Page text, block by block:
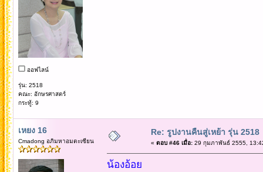
ออฟไลน์
รุ่น: 2518
คณะ: อักษรศาสตร์
กระทู้: 9
เหยง 16
Cmadong อภิมหาอมตะเซียน
Re: รูปงานคืนสู่เหย้า รุ่น 2518
« ตอบ #46 เมื่อ:29 กุมภาพันธ์ 2555,
น้องอ้อย